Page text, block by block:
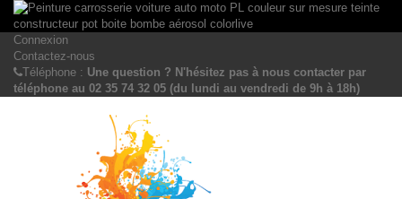
Connexion
Contactez-nous
Téléphone : Une question ? N'hésitez pas à nous contacter par
téléphone au 02 35 74 32 05 (du lundi au vendredi de 9h à 18h)